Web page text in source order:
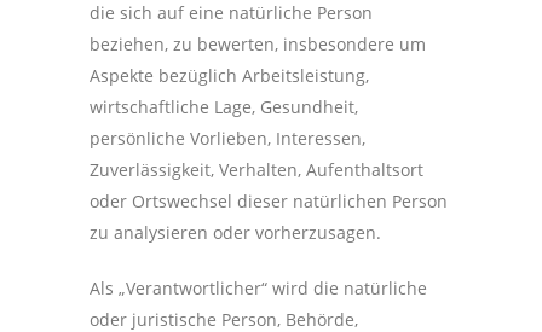
die sich auf eine natürliche Person
beziehen, zu bewerten, insbesondere um
Aspekte bezüglich Arbeitsleistung,
wirtschaftliche Lage, Gesundheit,
persönliche Vorlieben, Interessen,
Zuverlässigkeit, Verhalten, Aufenthaltsort
oder Ortswechsel dieser natürlichen Person
zu analysieren oder vorherzusagen.
Als „Verantwortlicher“ wird die natürliche
oder juristische Person, Behörde,